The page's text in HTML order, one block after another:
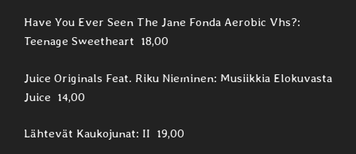
Have You Ever Seen The Jane Fonda Aerobic Vhs?:
Teenage Sweetheart 18,00
Juice Originals Feat. Riku Nieminen: Musiikkia Elokuvasta
Juice 14,00
Lähtevät Kaukojunat: II 19,00